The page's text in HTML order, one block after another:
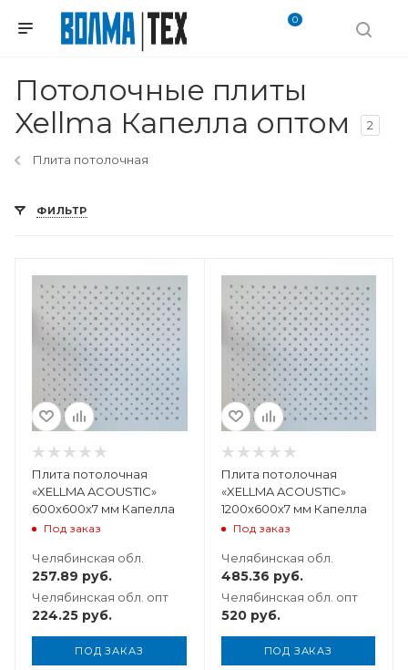
0
Потолочные плиты
Xellma Капелла оптом
2
Плита потолочная
ФИЛЬТР
Плита потолочная
«XELLMA ACOUSTIC»
600х600х7 мм Капелла
Под заказ
Челябинская обл.
257.89 руб.
Челябинская обл. опт
224.25 руб.
ПОД ЗАКАЗ
Плита потолочная
«XELLMA ACOUSTIC»
1200х600х7 мм Капелла
Под заказ
Челябинская обл.
485.36 руб.
Челябинская обл. опт
520руб.
ПОД ЗАКАЗ